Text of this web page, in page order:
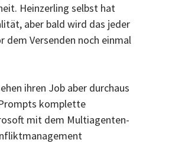
Heinzerling selbst hat
aber bald wird das jeder
dem Versenden noch einmal
ihren Job aber durchaus
komplette
mit dem Multiagenten-